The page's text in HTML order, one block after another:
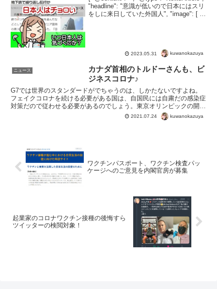
"headline": "意識が低いので日本にはスリ
をしに来日していた外国人", "image": [ ""
2023.05.31 kuwanokazuya
ニュース
カナダ首相のトルドーさんも、ビ
ジネスコロナ♪
G7では世界のスタンダードがでちゃうのは、しかたないですよね。
フェイクコロナを続ける必要がある国は、自国民には自粛だの感染症
対策だので従わせる必要があるのでしょう。東京オリンピックの開会
式でも、キルギスなんかがノーマスクでしたね。そりゃ茶番...
2021.07.24 kuwanokazuya
ワクチンパスポート、ワクチン検査パッ
ケージへのご意見を内閣官房が募集
起業家のコロナワクチン接種の後悔すら
ツイッターの検閲対象！